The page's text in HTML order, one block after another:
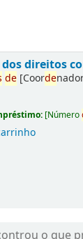
direitos
de [Coorde
[Número